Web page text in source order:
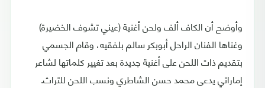
وأوضح أن الكاف ألف ولحن أغنية (عيني تشوف الخضيرة)
وغناها الفنان الراحل أبوبكر سالم بلفقيه، وقام الجسمي
بتقديم ذات اللحن على أغنية جديدة بعد تغيير كلماتها لشاعر
إماراتي يدعى محمد حسن الشاطري ونسب اللحن للتراث.